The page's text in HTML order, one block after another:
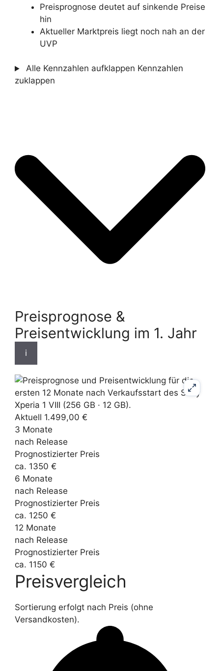
Preisprognose deutet auf sinkende Preise
hin
Aktueller Marktpreis liegt noch nah an der
UVP
Alle Kennzahlen aufklappen Kennzahlen
zuklappen
Preisprognose &
Preisentwicklung im 1. Jahr
i
Aktuell 1.499,00 €
3 Monate
nach Release
Prognostizierter Preis
ca. 1350 €
6 Monate
nach Release
Prognostizierter Preis
ca. 1250 €
12 Monate
nach Release
Prognostizierter Preis
ca. 1150 €
Preisvergleich
Sortierung erfolgt nach Preis (ohne
Versandkosten).